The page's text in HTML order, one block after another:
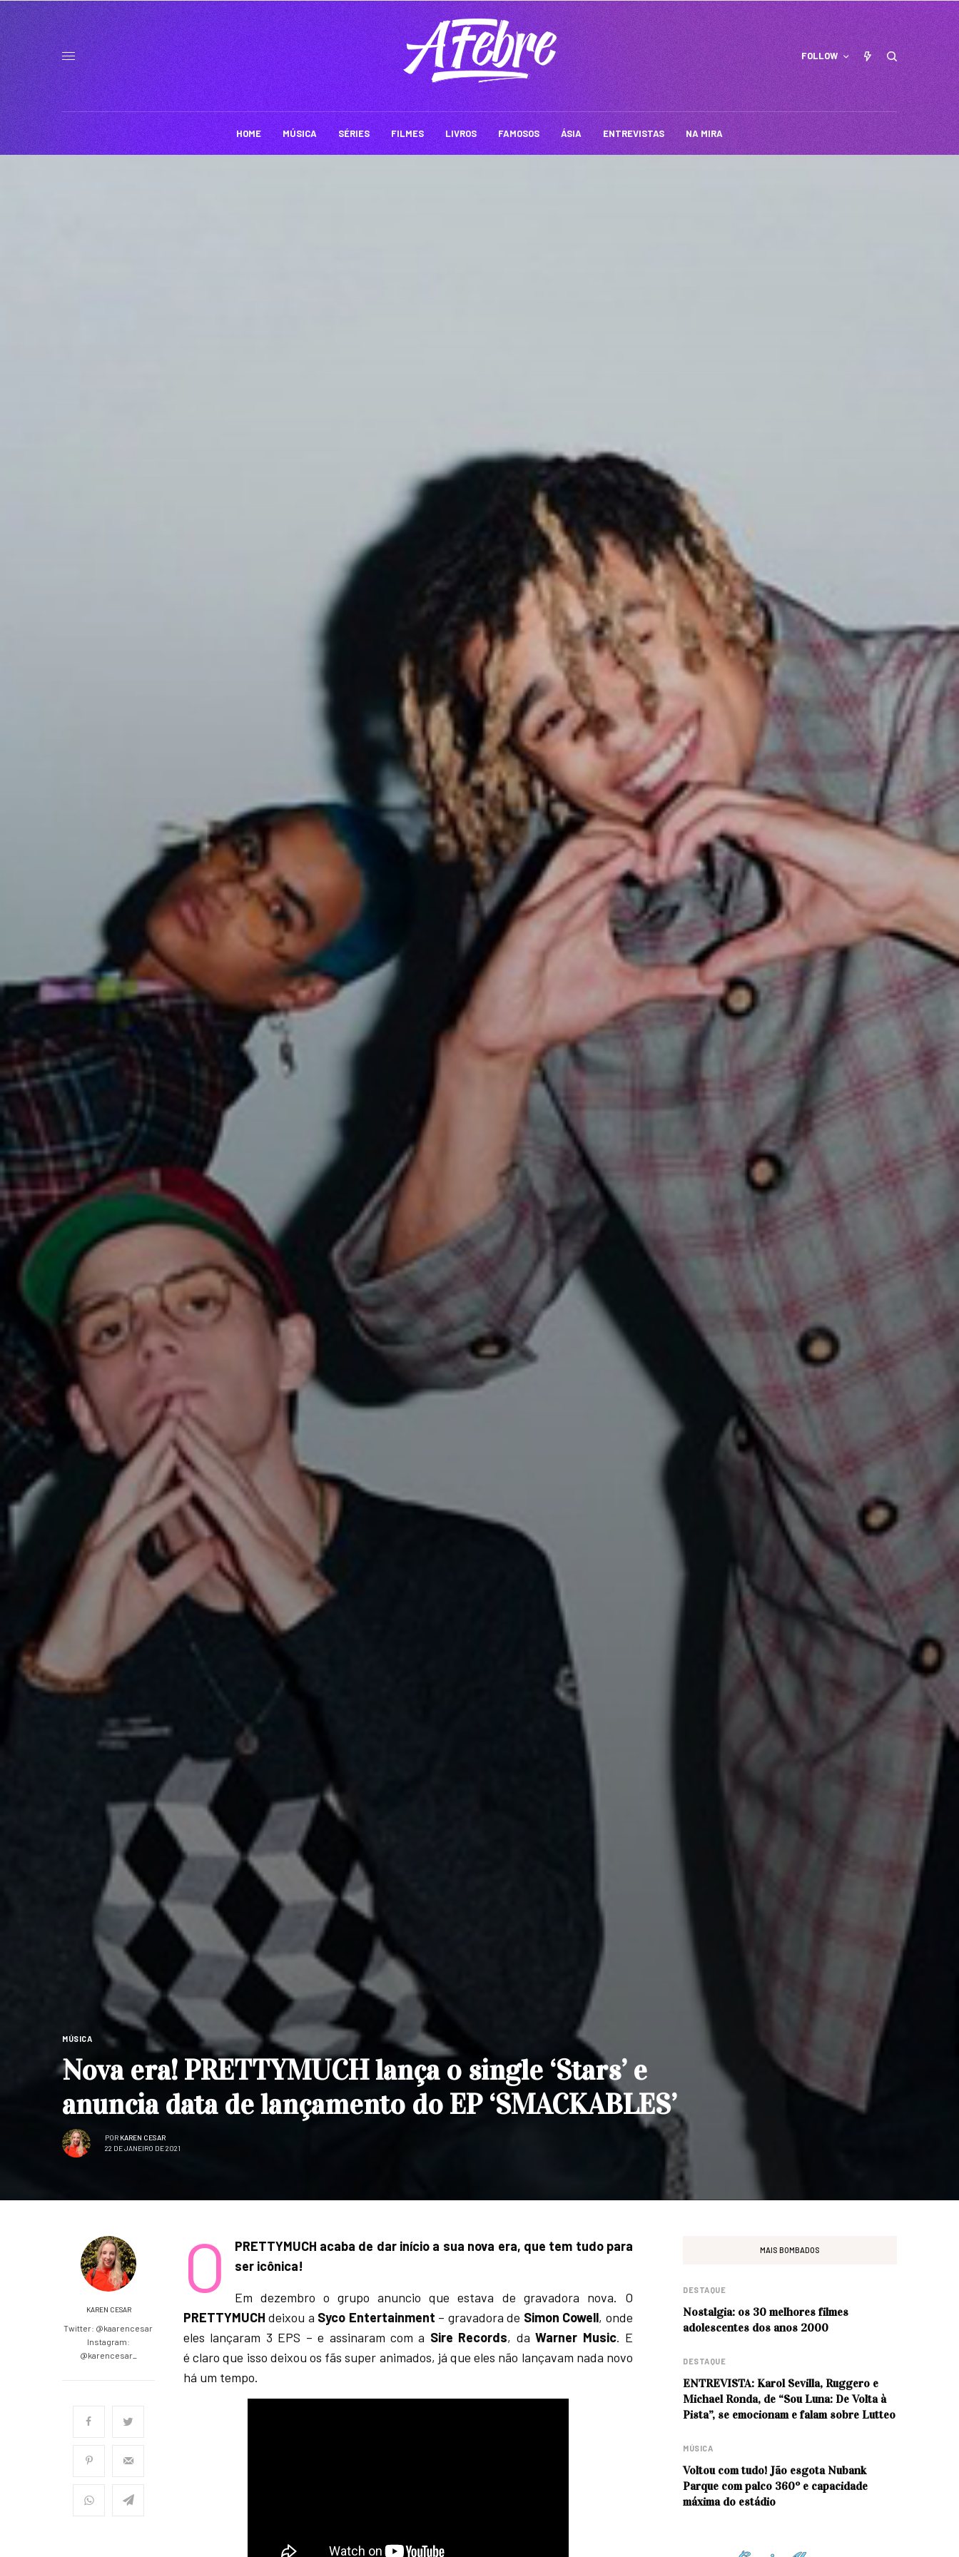
FOLLOW
HOME MÚSICA SÉRIES FILMES LIVROS FAMOSOS ÁSIA ENTREVISTAS NA MIRA
MÚSICA
Nova era! PRETTYMUCH lança o single ‘Stars’ e
anuncia data de lançamento do EP ‘SMACKABLES’
POR KAREN CESAR
22 DE JANEIRO DE 2021
KAREN CESAR
Twitter: @kaarencesar
Instagram:
@karencesar_
O
PRETTYMUCH acaba de dar início a sua nova era, que tem tudo para
ser icônica!
Em dezembro o grupo anuncio que estava de gravadora nova. O
PRETTYMUCH deixou a Syco Entertainment – gravadora de Simon Cowell, onde
eles lançaram 3 EPS – e assinaram com a Sire Records, daWarner Music. E
é claro que isso deixou os fãs super animados, já que eles não lançavam nada novo
há um tempo.
MAIS BOMBADOS
DESTAQUE
Nostalgia: os 30 melhores filmes
adolescentes dos anos 2000
DESTAQUE
ENTREVISTA: Karol Sevilla, Ruggero e
Michael Ronda, de “Sou Luna: De Volta à
Pista”, se emocionam e falam sobre Lutteo
MÚSICA
Voltou com tudo! Jão esgota Nubank
Parque com palco 360º e capacidade
máxima do estádio